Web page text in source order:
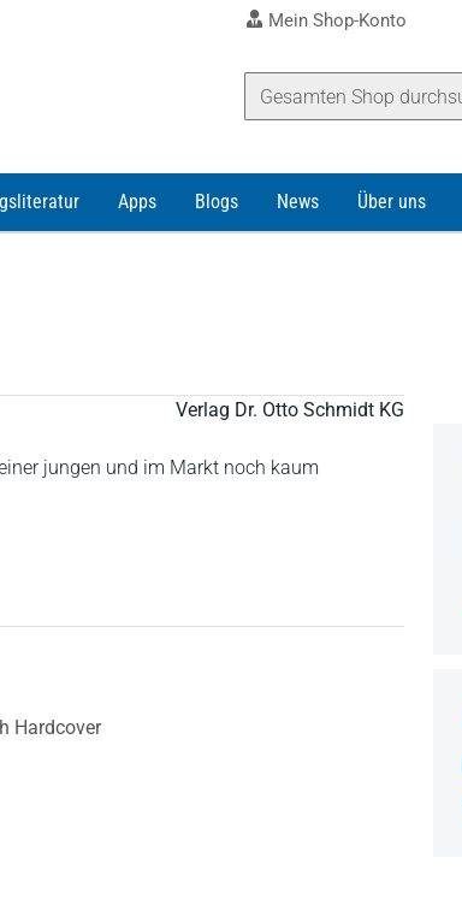
Mein Shop-Konto
Apps Blogs News Über uns
Verlag Dr. Otto Schmidt KG
jungen und im Markt noch kaum
Hardcover